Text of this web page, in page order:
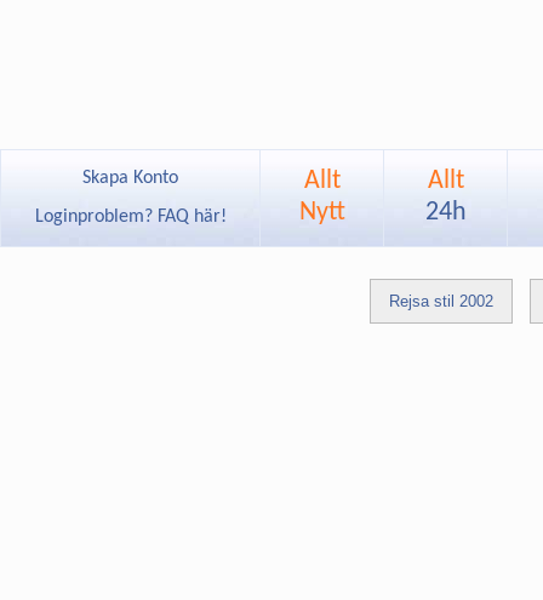
Skapa Konto
Loginproblem? FAQ här!
Allt
Nytt
Allt
24h
Rejsa stil 2002